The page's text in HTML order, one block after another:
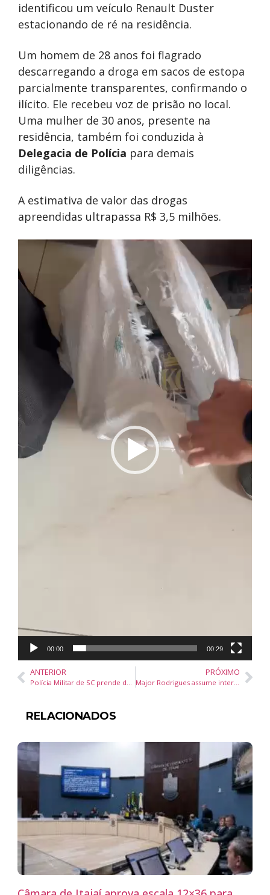
identificou um veículo Renault Duster
estacionando de ré na residência.
Um homem de 28 anos foi flagrado
descarregando a droga em sacos de estopa
parcialmente transparentes, confirmando o
ilícito. Ele recebeu voz de prisão no local.
Uma mulher de 30 anos, presente na
residência, também foi conduzida à
Delegacia de Polícia para demais
diligências.
A estimativa de valor das drogas
apreendidas ultrapassa R$ 3,5 milhões.
Tocador
vídeo
00:00 00:29
ANTERIOR
Polícia Militar de SC prende dois homens com carro roubado e 266 kg de drogas em Itajaí
PRÓXIMO
Major Rodrigues assume interinamente a Secretaria de Segurança de Balneário Camboriú
RELACIONADOS